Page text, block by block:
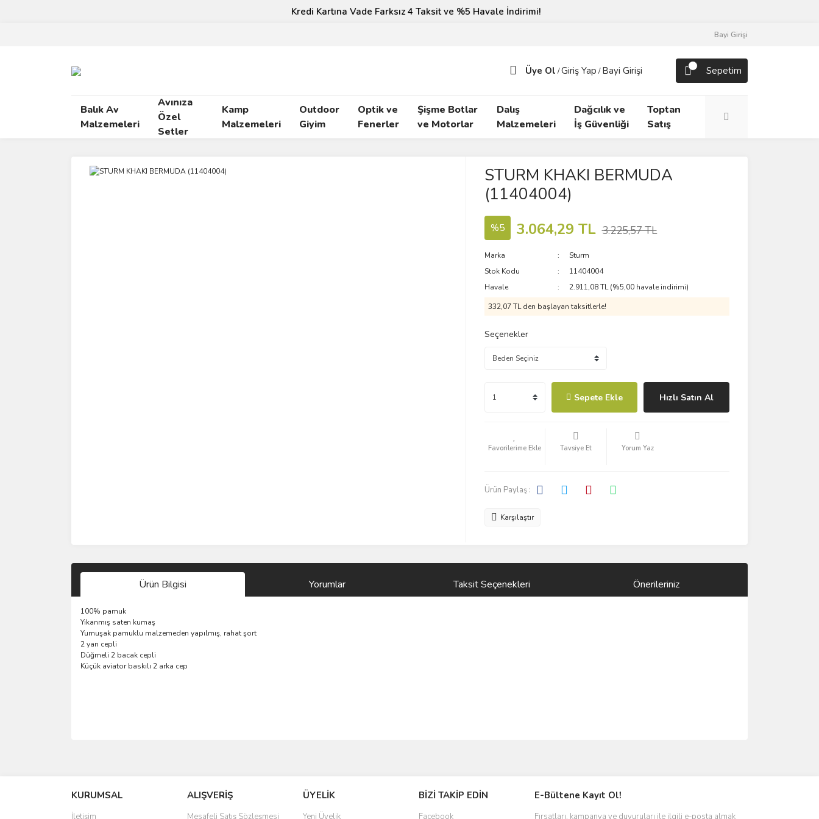
Kredi Kartına Vade Farksız 4 Taksit ve %5 Havale İndirimi!
Bayi Girişi
Üye Ol /Giriş Yap / Bayi Girişi Sepetim
Balık Av
Malzemeleri
Avınıza
Özel
Setler
Kamp
Malzemeleri
Outdoor
Giyim
Optik ve
Fenerler
Şişme Botlar
ve Motorlar
Dalış
Malzemeleri
Dağcılık ve
İş Güvenliği
Toptan
Satış
STURM KHAKI BERMUDA
(11404004)
%5 3.064,29 TL 3.225,57 TL
Marka
Sturm
Stok Kodu
11404004
Havale
2.911,08 TL (%5,00 havale indirimi)
332,07 TL den başlayan taksitlerle!
Seçenekler
Sepete Ekle Hızlı Satın Al
Tavsiye Et Yorum Yaz
Ürün Paylaş :
Karşılaştır
Ürün Bilgisi Yorumlar Taksit Seçenekleri Önerileriniz
100% pamuk
Yıkanmış saten kumaş
Yumuşak pamuklu malzemeden yapılmış, rahatşort
2 yan cepli
Düğmeli 2 bacak cepli
Küçük aviator baskılı 2 arka cep
Ürün resmi kalitesiz, bozuk veya görüntülenemiyor.
Ürün açıklamasında eksik bilgiler bulunuyor.
KURUMSAL
İletişim
ALIŞVERİŞ
Mesafeli Satış Sözleşmesi
ÜYELİK
Yeni Üyelik
BİZİ TAKİP EDİN
Facebook
E-Bültene Kayıt Ol!
Fırsatları, kampanya ve duyuruları ile ilgili e-posta almak